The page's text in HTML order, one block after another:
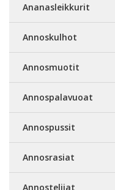
Ananasleikkurit
Annoskulhot
Annosmuotit
Annospalavuoat
Annospussit
Annosrasiat
Annostelijat